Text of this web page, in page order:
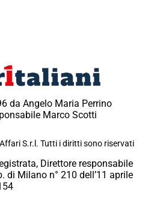
da Angelo Maria Perrino
Marco Scotti
S.r.l. Tutti i diritti sono riservati
Direttore responsabile
di Milano n° 210 dell’11 aprile